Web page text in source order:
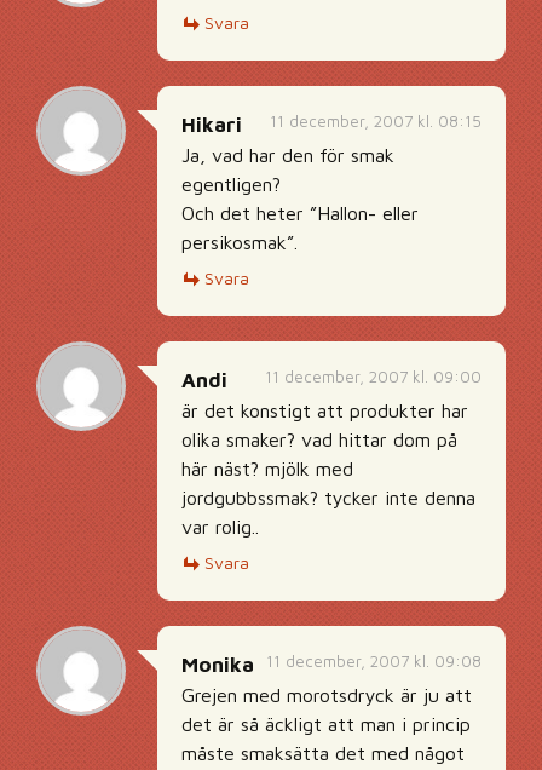
Svara
11 december, 2007 kl. 08:15
Hikari
Ja, vad har den för smak
egentligen?
Och det heter ”Hallon- eller
persikosmak”.
Svara
11 december, 2007 kl. 09:00
Andi
är det konstigt att produkter har
olika smaker? vad hittar dom på
här näst? mjölk med
jordgubbssmak? tycker inte denna
var rolig..
Svara
11 december, 2007 kl. 09:08
Monika
Grejen med morotsdryck är ju att
det är så äckligt att man i princip
måste smaksätta det med något